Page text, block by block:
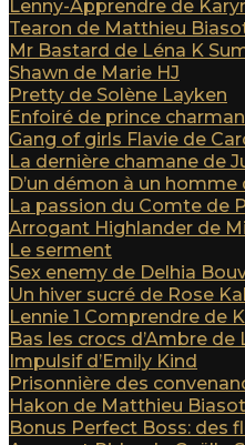
Lenny-Apprendre de
Tearon de Matthieu
Mr Bastard de Léna K
Shawn de Marie HJ
Pretty de Solène Layken
Enfoiré de prince
Gang of girls Flavie de
La dernière chamane de
D’un démon à un homme
La passion du Comte de
Arrogant Highlander de
Le serment
Sex enemy de Delhia
Un hiver sucré de Rose
Lennie 1 Comprendre de
Bas les crocs d’Ambre de
Impulsif d’Emily Kind
Prisonnière des
Hakon de Matthieu
Bonus Perfect Boss: des